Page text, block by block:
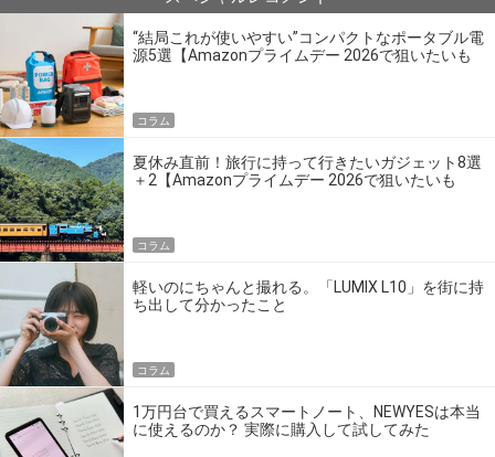
“結局これが使いやすい”コンパクトなポータブル電
源5選【Amazonプライムデー 2026で狙いたいも
コラム
夏休み直前！旅行に持って行きたいガジェット8選
＋2【Amazonプライムデー 2026で狙いたいも
コラム
軽いのにちゃんと撮れる。「LUMIX L10」を街に持
ち出して分かったこと
コラム
1万円台で買えるスマートノート、NEWYESは本当
に使えるのか？ 実際に購入して試してみた